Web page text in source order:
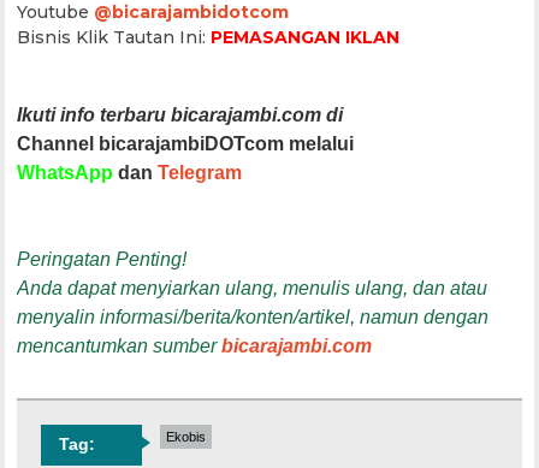
Youtube @bicarajambidotcom
Bisnis Klik Tautan Ini: PEMASANGAN IKLAN
Ikuti info terbaru bicarajambi.com di
Channel bicarajambiDOTcom melalui
WhatsApp danTelegram
Peringatan Penting!
Anda dapat menyiarkan ulang, menulis ulang, dan atau
menyalin informasi/berita/konten/artikel, namun dengan
mencantumkan sumberbicarajambi.com
Tag: Ekobis